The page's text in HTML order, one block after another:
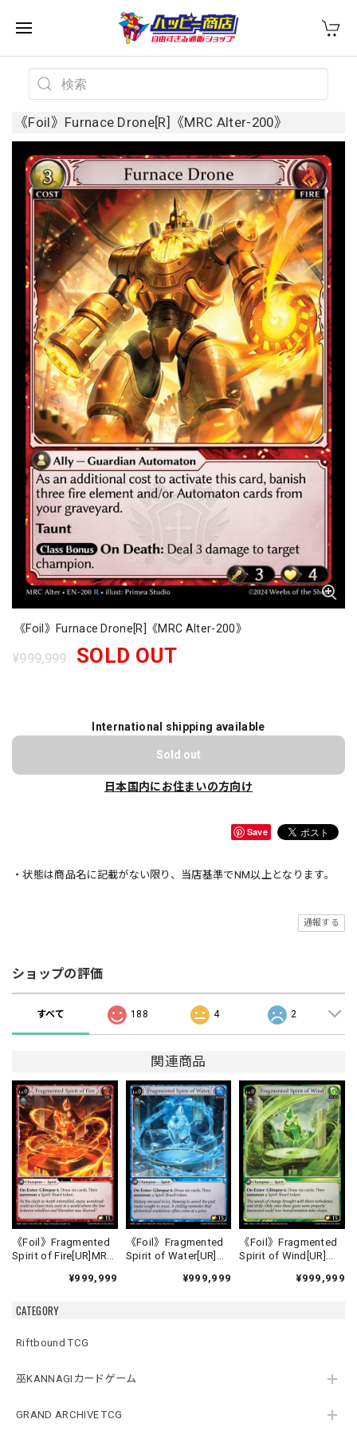
CATEGORY
Riftbound TCG
巫KANNAGIカードゲーム
GRAND ARCHIVE TCG
《Foil》Furnace Drone[R]《MRC Alter-200》
《Foil》Furnace Drone[R]《MRC Alter-200》
¥999,999 SOLD OUT
International shipping available
Sold out
日本国内にお住まいの方向け
Save
・状態は商品名に記載がない限り、当店基準でNM以上となります。
通報する
ショップの評価
すべて 188 4 2
関連商品
《Foil》Fragmented
Spirit of Fire[UR]MRC
¥999,999
《Foil》Fragmented
Spirit of Water[UR]
¥999,999
《Foil》Fragmented
Spirit of Wind[UR]
¥999,999